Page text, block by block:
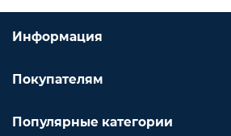
Информация
Покупателям
Популярные категории